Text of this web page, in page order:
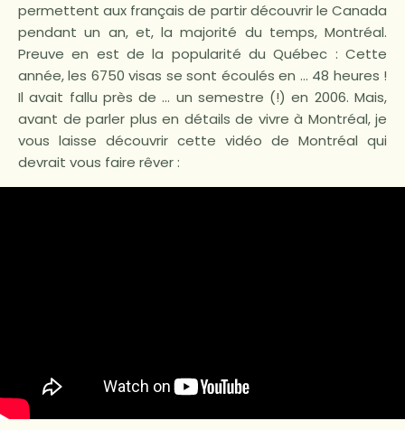
permettent aux français de partir découvrir le Canada
pendant un an, et, la majorité du temps, Montréal.
Preuve en est de la popularité du Québec : Cette
année, les 6750 visas se sont écoulés en … 48 heures !
Il avait fallu près de … un semestre (!) en 2006. Mais,
avant de parler plus en détails de vivre à Montréal, je
vous laisse découvrir cette vidéo de Montréal qui
devrait vous faire rêver :